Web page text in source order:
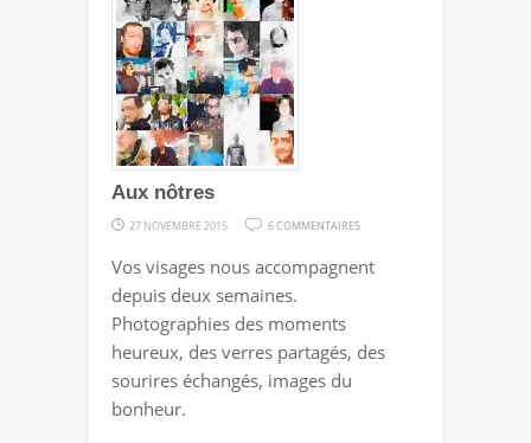
Aux nôtres
27 NOVEMBRE 2015 6 COMMENTAIRES
NÔTRES
Vos visages nous accompagnent
depuis deux semaines.
Photographies des moments
heureux, des verres partagés, des
sourires échangés, images du
bonheur.